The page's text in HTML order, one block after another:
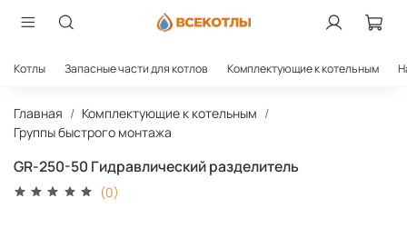
Котлы Запасные части для котлов Комплектующие к котельным
Главная
Комплектующие к котельным
Группы быстрого монтажа
GR-250-50 Гидравлический разделитель
(0)